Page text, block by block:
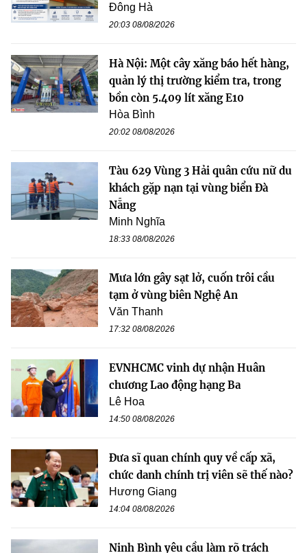
Đông Hà
20:03 08/08/2026
Hà Nội: Một cây xăng báo hết hàng,
quản lý thị trường kiểm tra, trong
bồn còn 5.409 lít xăng E10
Hòa Bình
20:02 08/08/2026
Tàu 629 Vùng 3 Hải quân cứu nữ du
khách gặp nạn tại vùng biển Đà
Nẵng
Minh Nghĩa
18:33 08/08/2026
Mưa lớn gây sạt lở, cuốn trôi cầu
tạm ở vùng biên Nghệ An
Văn Thanh
17:32 08/08/2026
EVNHCMC vinh dự nhận Huân
chương Lao động hạng Ba
Lê Hoa
14:50 08/08/2026
Đưa sĩ quan chính quy về cấp xã,
chức danh chính trị viên sẽ thế nào?
Hương Giang
14:04 08/08/2026
Ninh Bình yêu cầu làm rõ trách